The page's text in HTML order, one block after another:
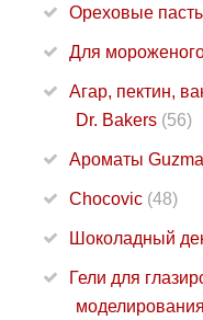
Ореховые
Для
Агар, пектин,
Dr. Bakers (56)
Ароматы
Chocovic (48)
Шоколадный
Гели для
моделирования